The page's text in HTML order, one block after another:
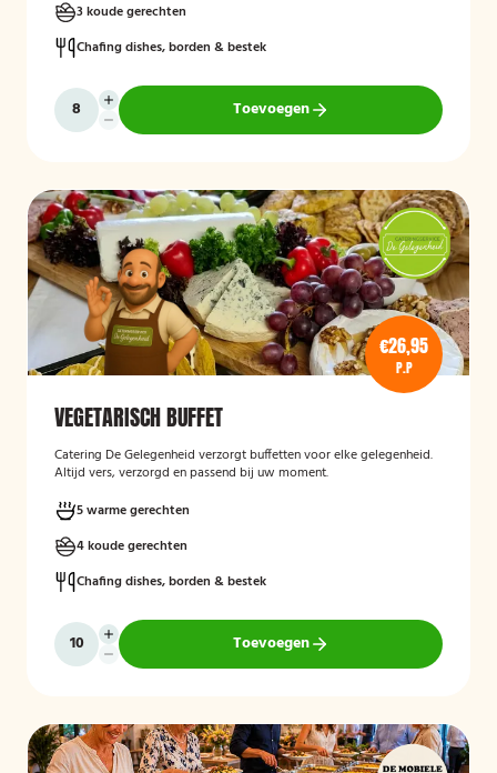
3 koude gerechten
Chafing dishes, borden & bestek
Toevoegen
€26,95
P.P
VEGETARISCH BUFFET
Catering De Gelegenheid verzorgt buffetten voor elke gelegenheid.
Altijd vers, verzorgd en passend bij uw moment.
5 warme gerechten
4 koude gerechten
Chafing dishes, borden & bestek
Toevoegen